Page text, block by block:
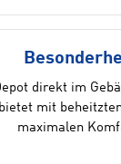
direkt im
mit
maximalen